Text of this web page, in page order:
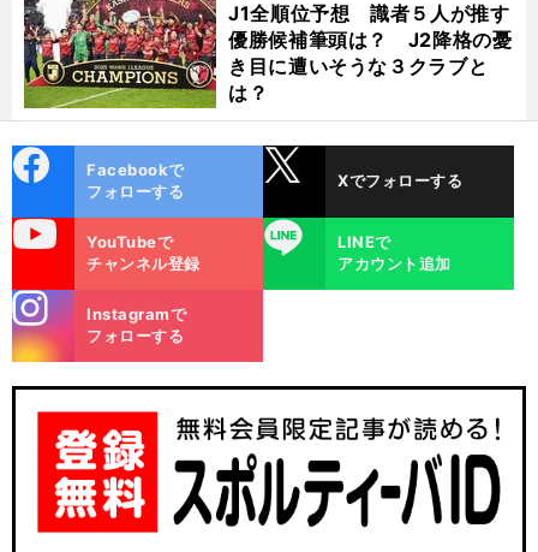
J1全順位予想 識者５人が推す
優勝候補筆頭は？ J2降格の憂
き目に遭いそうな３クラブと
は？
ok
Facebookで
フォローする
Xでフォローする
YouTubeで
チャンネル登録
LINE
LINEで
アカウント追加
m
Instagramで
フォローする